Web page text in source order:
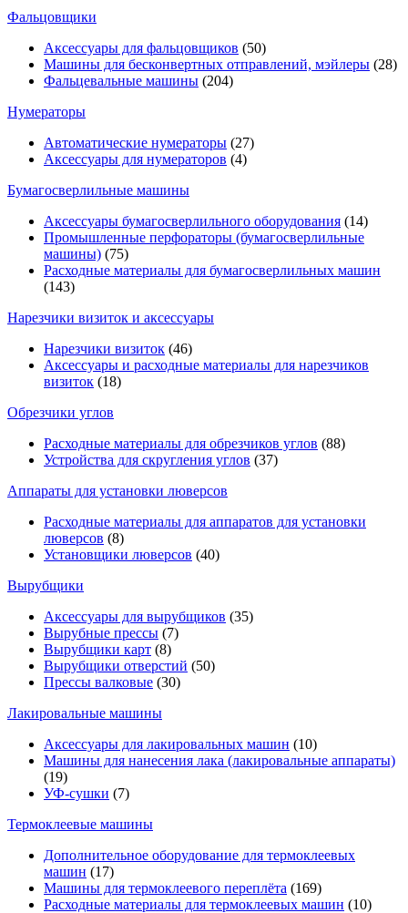
Фальцовщики
Аксессуары для фальцовщиков (50)
Машины для бесконвертных отправлений, мэйлеры (28)
Фальцевальные машины (204)
Нумераторы
Автоматические нумераторы (27)
Аксессуары для нумераторов (4)
Бумагосверлильные машины
Аксессуары бумагосверлильного оборудования (14)
Промышленные перфораторы (бумагосверлильные
машины) (75)
Расходные материалы для бумагосверлильных машин
(143)
Нарезчики визиток и аксессуары
Нарезчики визиток (46)
Аксессуары и расходные материалы для нарезчиков
визиток (18)
Обрезчики углов
Расходные материалы для обрезчиков углов (88)
Устройства для скругления углов (37)
Аппараты для установки люверсов
Расходные материалы для аппаратов для установки
люверсов (8)
Установщики люверсов (40)
Вырубщики
Аксессуары для вырубщиков (35)
Вырубные прессы (7)
Вырубщики карт (8)
Вырубщики отверстий (50)
Прессы валковые (30)
Лакировальные машины
Аксессуары для лакировальных машин (10)
Машины для нанесения лака (лакировальные аппараты)
(19)
УФ-сушки (7)
Термоклеевые машины
Дополнительное оборудование для термоклеевых
машин (17)
Машины для термоклеевого переплёта (169)
Расходные материалы для термоклеевых машин (10)